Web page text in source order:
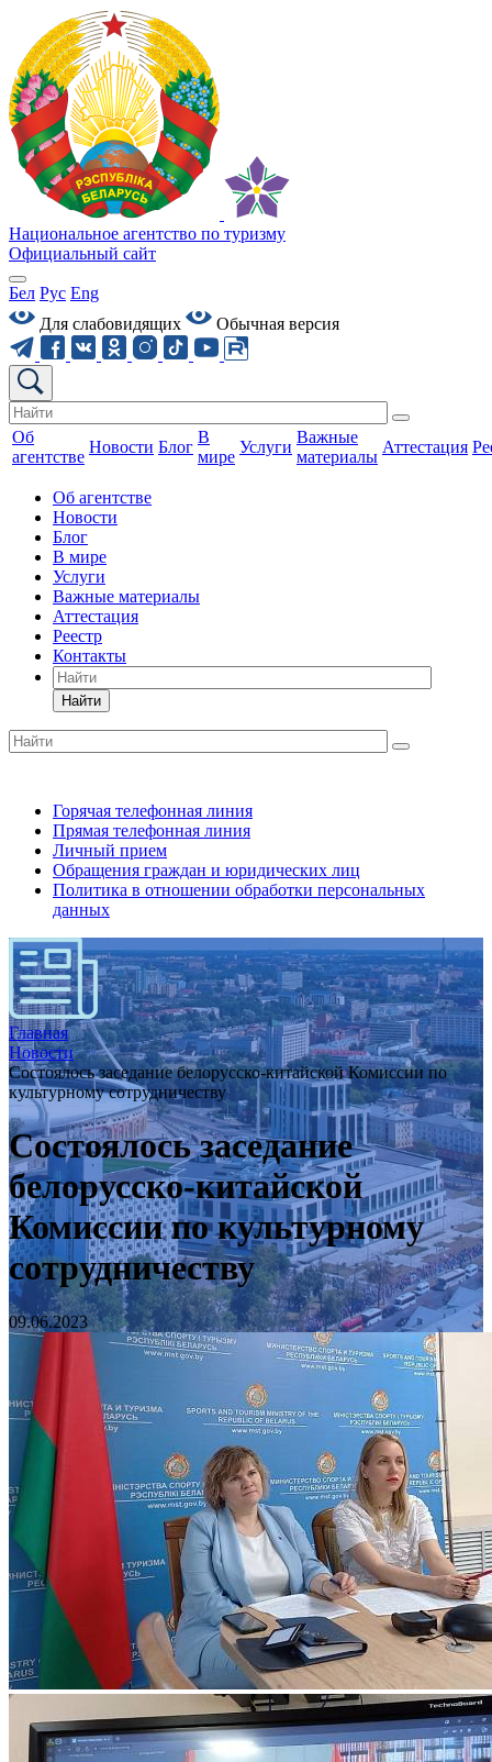
Национальное агентство по туризму
Официальный сайт
Бел Рус Eng
Для слабовидящих
Обычная версия
Об
агентстве
Новости Блог
В
мире
Услуги
Важные
материалы
Аттестация
Об агентстве
Новости
Блог
В мире
Услуги
Важные материалы
Аттестация
Реестр
Контакты
Найти
Горячая телефонная линия
Прямая телефонная линия
Личный прием
Обращения граждан и юридических лиц
Политика в отношении обработки персональных
данных
Главная
Новости
Состоялось заседание белорусско-китайской Комиссии по
культурному сотрудничеству
Состоялось заседание
белорусско-китайской
Комиссии по культурному
сотрудничеству
09.06.2023